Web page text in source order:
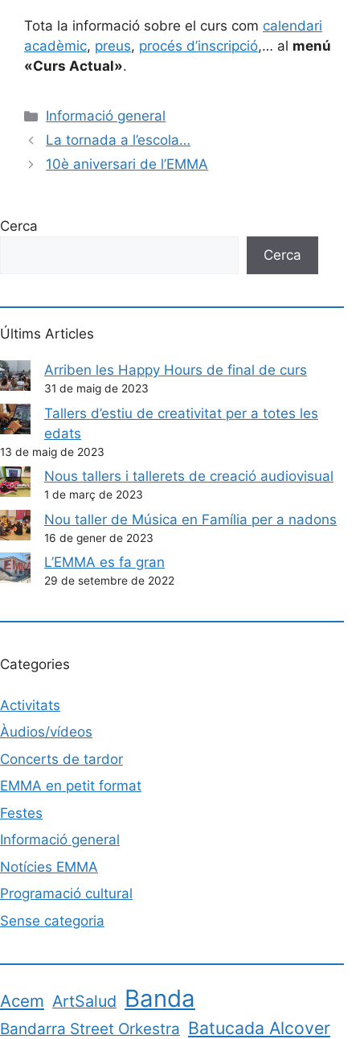
Tota la informació sobre el curs com calendari
acadèmic, preus, procés d’inscripció,… al menú
«Curs Actual».
Informació general
La tornada a l’escola…
10è aniversari de l’EMMA
Cerca
Cerca
Últims Articles
Arriben les Happy Hours de final de curs
31 de maig de 2023
Tallers d’estiu de creativitat per a totes les
edats
13 de maig de 2023
Nous tallers i tallerets de creació audiovisual
1 de març de 2023
Nou taller de Música en Família per a nadons
16 de gener de 2023
L’EMMA es fa gran
29 de setembre de 2022
Categories
Activitats
Àudios/vídeos
Concerts de tardor
EMMA en petit format
Festes
Informació general
Notícies EMMA
Programació cultural
Sense categoria
Acem ArtSalud Banda
Bandarra Street Orkestra Batucada Alcover